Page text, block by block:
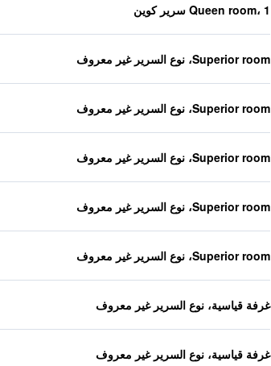
Queen room، 1 سرير كوين
Superior room، نوع السرير غير معروف
Superior room، نوع السرير غير معروف
Superior room، نوع السرير غير معروف
Superior room، نوع السرير غير معروف
Superior room، نوع السرير غير معروف
غرفة قياسية، نوع السرير غير معروف
غرفة قياسية، نوع السرير غير معروف